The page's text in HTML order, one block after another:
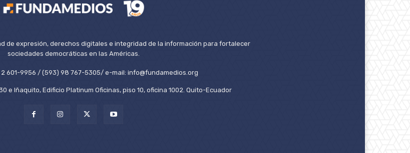
de expresión, derechos digitales e integridad de la información para fortalecer
sociedades democráticas en las Américas.
601-9956 / (593) 98 767-5305/ e-mail: info@fundamedios.org
e Iñaquito, Edificio Platinum Oficinas, piso 10, oficina 1002. Quito-Ecuador